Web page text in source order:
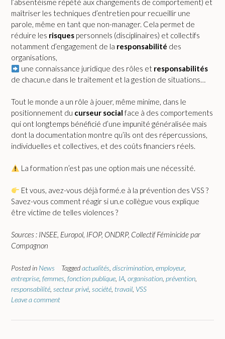
l’absentéisme répété aux changements de comportement) et
maîtriser les techniques d’entretien pour recueillir une
parole, même en tant que non-manager. Cela permet de
réduire les risques personnels (disciplinaires) et collectifs
notamment d’engagement de la responsabilité des
organisations,
une connaissance juridique des rôles et responsabilités
de chacun.e dans le traitement et la gestion de situations…
Tout le monde a un rôle à jouer, même minime, dans le
positionnement du curseur social face à des comportements
qui ont longtemps bénéficié d’une impunité généralisée mais
dont la documentation montre qu’ils ont des répercussions,
individuelles et collectives, et des coûts financiers réels.
La formation n’est pas une option mais une nécessité.
Et vous, avez-vous déjà formé.e à la prévention des VSS ?
Savez-vous comment réagir si un.e collègue vous explique
être victime de telles violences ?
Sources : INSEE, Europol, IFOP, ONDRP, Collectif Féminicide par
Compagnon
Posted in News Taggedactualités discrimination employeur,
entreprise femmes fonction publique IA organisation prévention
responsabilité secteur privé société travail VSS
Leave a comment